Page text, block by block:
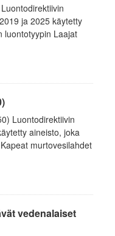
ja 2025 käytetty
luontotyypin Laajat
Luontodirektiivin
aineisto, joka
murtovesilahdet
vedenalaiset